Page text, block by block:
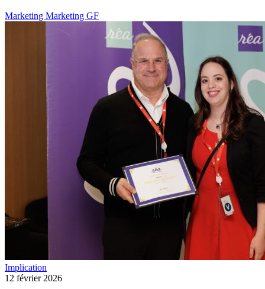
Marketing Marketing GF
Implication
12 février 2026